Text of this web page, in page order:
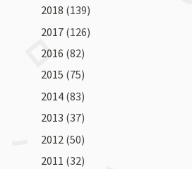
2018 (139)
2017 (126)
2016 (82)
2015 (75)
2014 (83)
2013 (37)
2012 (50)
2011 (32)